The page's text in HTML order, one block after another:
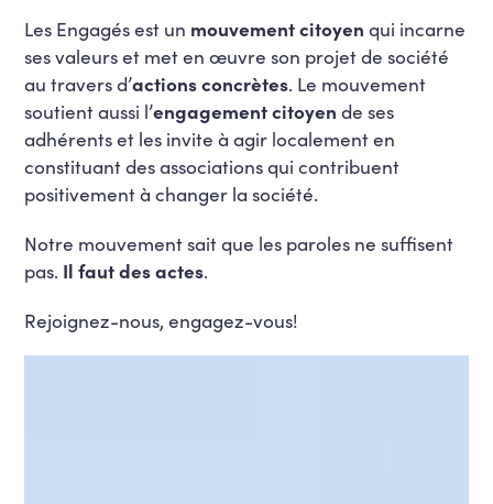
Les Engagés est un mouvement citoyen qui incarne
ses valeurs et met en œuvre son projet de société
au travers d’actions concrètes. Le mouvement
soutient aussi l’engagement citoyen de ses
adhérents et les invite à agir localement en
constituant des associations qui contribuent
positivement à changer la société.
Notre mouvement sait que les paroles ne suffisent
pas. Il faut des actes.
Rejoignez-nous, engagez-vous!